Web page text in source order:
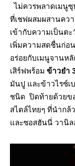
ไม่ควรพลาดเมนู
ที่เชฟผสมผสานคว
เข้ากับความเป็นต
เพิ่มความสดชื่นก่อ
อร่อยกับเมนูจานหลั
เสิร์ฟพร้อม ข้าวยำ
มันปู และข้าวไรซ์เ
ชนิด ปิดท้ายด้วยข
สไตล์ไทยๆ ที่นำกล้
และซอสฮันนี่ วานิล